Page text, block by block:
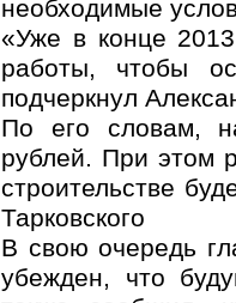
необходимые
«Уже в конце
работы, чтобы
подчеркнул
По его словам,
рублей. При этом
строительстве
Тарковского
В свою очередь
убежден, что